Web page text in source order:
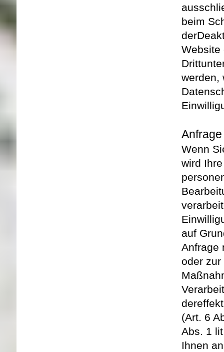
beim
der
Website
werden,
Wenn
wird
auf
Anfrage
oder
der
(Art. 6
Abs. 1
Ihnen